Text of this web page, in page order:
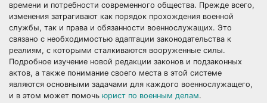
времени и потребности современного общества. Прежде всего,
изменения затрагивают как порядок прохождения военной
службы, так и права и обязанности военнослужащих. Это
связано с необходимостью адаптации законодательства к
реалиям, с которыми сталкиваются вооруженные силы.
Подробное изучение новой редакции законов и подзаконных
актов, а также понимание своего места в этой системе
являются основными задачами для каждого военнослужащего,
и в этом может помочь юрист по военным делам.